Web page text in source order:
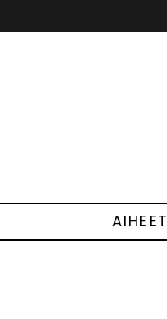
AIHEET